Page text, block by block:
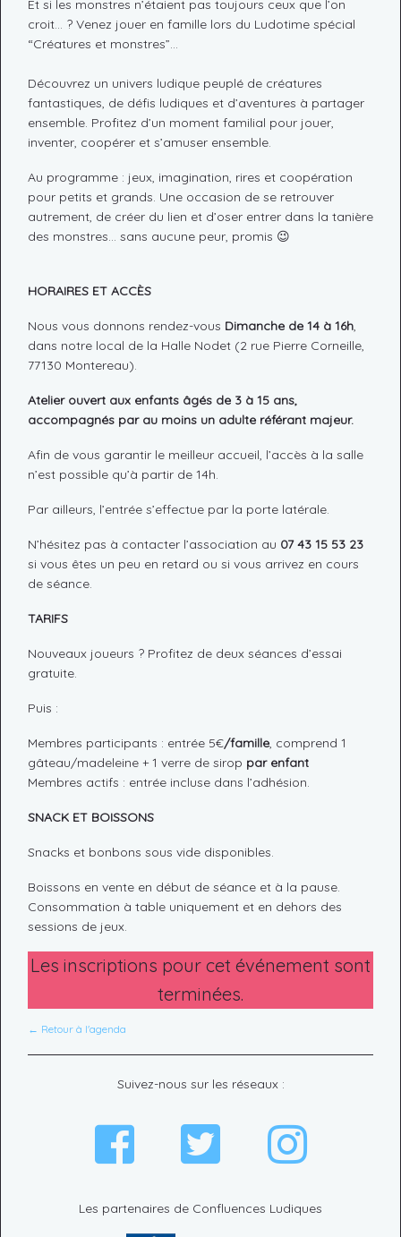
Et si les monstres n’étaient pas toujours ceux que l’on
croit… ? Venez jouer en famille lors du Ludotime spécial
“Créatures et monstres”…
Découvrez un univers ludique peuplé de créatures
fantastiques, de défis ludiques et d’aventures à partager
ensemble. Profitez d’un moment familial pour jouer,
inventer, coopérer et s’amuser ensemble.
Au programme : jeux, imagination, rires et coopération
pour petits et grands. Une occasion de se retrouver
autrement, de créer du lien et d’oser entrer dans la tanière
des monstres… sans aucune peur, promis 😉
HORAIRES ET ACCÈS
Nous vous donnons rendez-vous Dimanche de 14 à 16h,
dans notre local de la Halle Nodet (2 rue Pierre Corneille,
77130 Montereau).
Atelier ouvert aux enfants âgés de 3 à 15 ans,
accompagnés par au moins un adulte référant majeur.
Afin de vous garantir le meilleur accueil, l’accès à la salle
n’est possible qu’à partir de 14h.
Par ailleurs, l’entrée s’effectue par la porte latérale.
N’hésitez pas à contacter l’association au 07 43 15 53 23
si vous êtes un peu en retard ou si vous arrivez en cours
de séance.
TARIFS
Nouveaux joueurs ? Profitez de deux séances d’essai
gratuite.
Puis :
Membres participants : entrée 5€/famille, comprend 1
gâteau/madeleine + 1 verre de sirop par enfant
Membres actifs : entrée incluse dans l’adhésion.
SNACK ET BOISSONS
Snacks et bonbons sous vide disponibles.
Boissons en vente en début de séance et à la pause.
Consommation à table uniquement et en dehors des
sessions de jeux.
Les inscriptions pour cet événement sont
terminées.
← Retour à l'agenda
Les partenaires de Confluences Ludiques
Suivez-nous sur les réseaux :